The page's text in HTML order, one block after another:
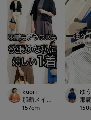
SUPERIOR CLOSET
kaori
那覇メインプレイス
157cm
ゆ
那
150